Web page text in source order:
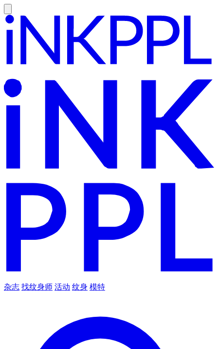
杂志 找纹身师 活动 纹身 模特